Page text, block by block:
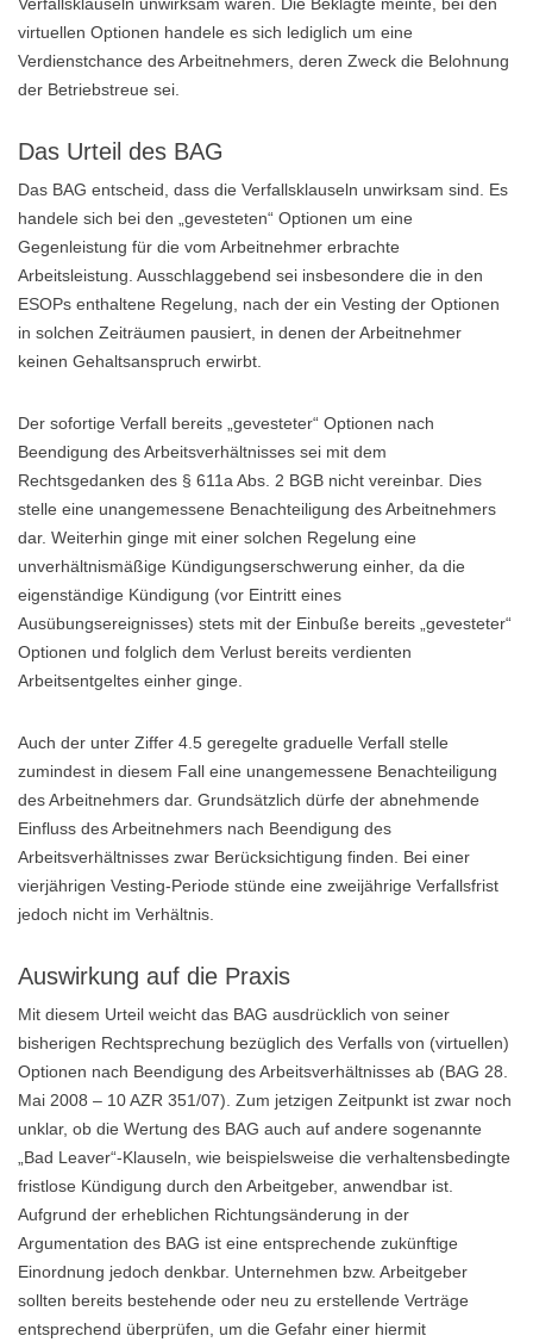
virtuellen Optionen handele es sich lediglich um eine
Verdienstchance des Arbeitnehmers, deren Zweck die Belohnung
der Betriebstreue sei.
Das Urteil des BAG
Das BAG entscheid, dass die Verfallsklauseln unwirksam sind. Es
handele sich bei den „gevesteten“ Optionen um eine
Gegenleistung für die vom Arbeitnehmer erbrachte
Arbeitsleistung. Ausschlaggebend sei insbesondere die in den
ESOPs enthaltene Regelung, nach der ein Vesting der Optionen
in solchen Zeiträumen pausiert, in denen der Arbeitnehmer
keinen Gehaltsanspruch erwirbt.
Der sofortige Verfall bereits „gevesteter“ Optionen nach
Beendigung des Arbeitsverhältnisses sei mit dem
Rechtsgedanken des § 611a Abs. 2 BGB nicht vereinbar. Dies
stelle eine unangemessene Benachteiligung des Arbeitnehmers
dar. Weiterhin ginge mit einer solchen Regelung eine
unverhältnismäßige Kündigungserschwerung einher, da die
eigenständige Kündigung (vor Eintritt eines
Ausübungsereignisses) stets mit der Einbuße bereits „gevesteter“
Optionen und folglich dem Verlust bereits verdienten
Arbeitsentgeltes einher ginge.
Auch der unter Ziffer 4.5 geregelte graduelle Verfall stelle
zumindest in diesem Fall eine unangemessene Benachteiligung
des Arbeitnehmers dar. Grundsätzlich dürfe der abnehmende
Einfluss des Arbeitnehmers nach Beendigung des
Arbeitsverhältnisses zwar Berücksichtigung finden. Bei einer
vierjährigen Vesting-Periode stünde eine zweijährige Verfallsfrist
jedoch nicht im Verhältnis.
Auswirkung auf die Praxis
Mit diesem Urteil weicht das BAG ausdrücklich von seiner
bisherigen Rechtsprechung bezüglich des Verfalls von (virtuellen)
Optionen nach Beendigung des Arbeitsverhältnisses ab (BAG 28.
Mai 2008 – 10 AZR 351/07). Zum jetzigen Zeitpunkt ist zwar noch
unklar, ob die Wertung des BAG auch auf andere sogenannte
„Bad Leaver“-Klauseln, wie beispielsweise die verhaltensbedingte
fristlose Kündigung durch den Arbeitgeber, anwendbar ist.
Aufgrund der erheblichen Richtungsänderung in der
Argumentation des BAG ist eine entsprechende zukünftige
Einordnung jedoch denkbar. Unternehmen bzw. Arbeitgeber
sollten bereits bestehende oder neu zu erstellende Verträge
entsprechend überprüfen, um die Gefahr einer hiermit